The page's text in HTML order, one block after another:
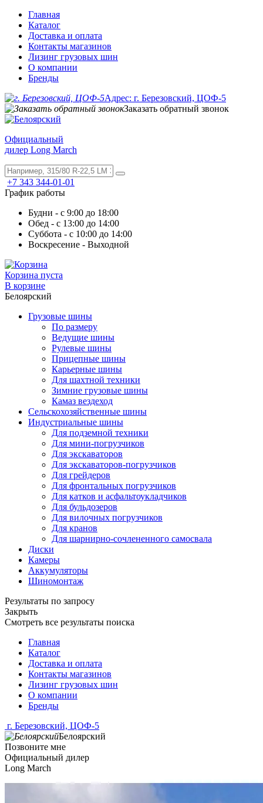
Главная
Каталог
Доставка и оплата
Контакты магазинов
Лизинг грузовых шин
О компании
Бренды
Адрес: г. Березовский, ЦОФ-5
Заказать обратный звонок
Официальный
дилер Long March
+7 343 344-01-01
График работы
Будни - с 9:00 до 18:00
Обед - с 13:00 до 14:00
Суббота - с 10:00 до 14:00
Воскресение - Выходной
Корзина пуста
В корзине
Белоярский
Грузовые шины
По размеру
Ведущие шины
Рулевые шины
Прицепные шины
Карьерные шины
Для шахтной техники
Зимние грузовые шины
Камаз вездеход
Сельскохозяйственные шины
Индустриальные шины
Для подземной техники
Для мини-погрузчиков
Для экскаваторов
Для экскаваторов-погрузчиков
Для грейдеров
Для фронтальных погрузчиков
Для катков и асфальтоукладчиков
Для бульдозеров
Для вилочных погрузчиков
Для кранов
Для шарнирно-сочлененного самосвала
Диски
Камеры
Аккумуляторы
Шиномонтаж
Результаты по запросу
Закрыть
Смотреть все результаты поиска
Главная
Каталог
Доставка и оплата
Контакты магазинов
Лизинг грузовых шин
О компании
Бренды
г. Березовский, ЦОФ-5
Белоярский
Позвоните мне
Официальный дилер
Long March